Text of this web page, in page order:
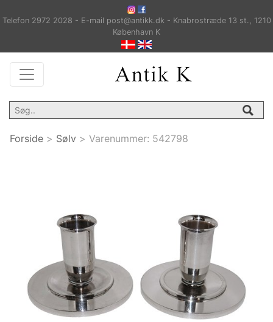
Telefon 2972 2028 - E-mail post@antikk.dk - Knabrostræde 13 st., 1210
København K
Forside > Sølv > Varenummer: 542798